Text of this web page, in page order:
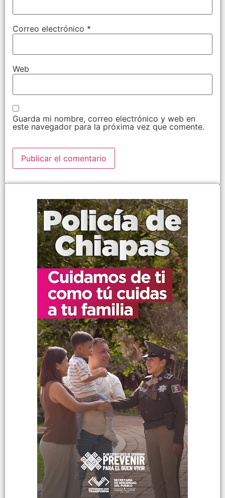
Correo electrónico *
Web
Guarda mi nombre, correo electrónico y web en
este navegador para la próxima vez que comente.